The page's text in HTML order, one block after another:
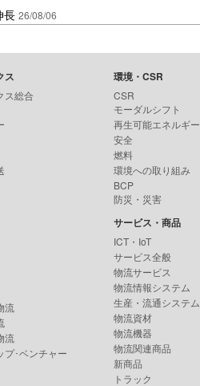
長 26/08/06
ス
ス総合
流
流
プ･ベンチャー
環境・CSR
CSR
モーダルシフト
再生可能エネルギー
安全
燃料
環境への取り組み
BCP
防災・災害
サービス・商品
ICT・IoT
サービス全般
物流サービス
物流情報システム
生産・流通システム
物流資材
物流機器
物流関連商品
新商品
トラック